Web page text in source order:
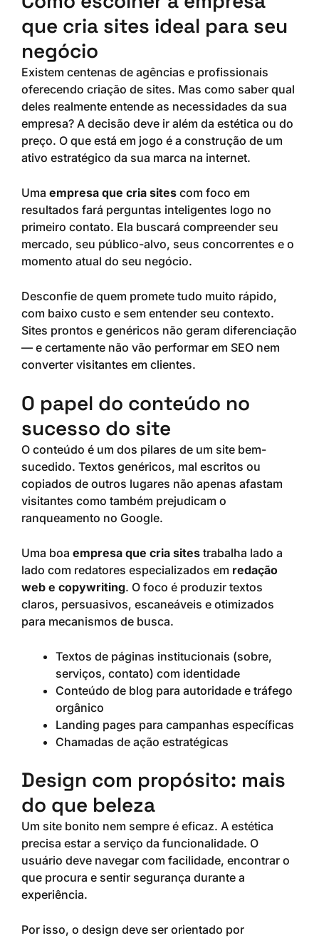
que cria sites ideal para seu
negócio
Existem centenas de agências e profissionais
oferecendo criação de sites. Mas como saber qual
deles realmente entende as necessidades da sua
empresa? A decisão deve ir além da estética ou do
preço. O que está em jogo é a construção de um
ativo estratégico da sua marca na internet.
Uma empresa que cria sites com foco em
resultados fará perguntas inteligentes logo no
primeiro contato. Ela buscará compreender seu
mercado, seu público-alvo, seus concorrentes e o
momento atual do seu negócio.
Desconfie de quem promete tudo muito rápido,
com baixo custo e sem entender seu contexto.
Sites prontos e genéricos não geram diferenciação
— e certamente não vão performar em SEO nem
converter visitantes em clientes.
O papel do conteúdo no
sucesso do site
O conteúdo é um dos pilares de um site bem-
sucedido. Textos genéricos, mal escritos ou
copiados de outros lugares não apenas afastam
visitantes como também prejudicam o
ranqueamento no Google.
Uma boa empresa que cria sites trabalha lado a
lado com redatores especializados em redação
web e copywriting. O foco é produzir textos
claros, persuasivos, escaneáveis e otimizados
para mecanismos de busca.
Textos de páginas institucionais (sobre,
serviços, contato) com identidade
Conteúdo de blog para autoridade e tráfego
orgânico
Landing pages para campanhas específicas
Chamadas de ação estratégicas
Design com propósito: mais
do que beleza
Um site bonito nem sempre é eficaz. A estética
precisa estar a serviço da funcionalidade. O
usuário deve navegar com facilidade, encontrar o
que procura e sentir segurança durante a
experiência.
Por isso, o design deve ser orientado por